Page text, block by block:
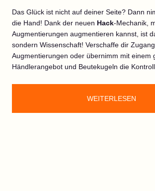
Das Glück ist nicht auf deiner Seite? Dann
die Hand! Dank der neuen Hack-Mechanik,
Augmentierungen augmentieren kannst, ist
sondern Wissenschaft! Verschaffe dir
Augmentierungen oder übernimm mit einem
Händlerangebot und Beutekugeln die
WEITERLESEN